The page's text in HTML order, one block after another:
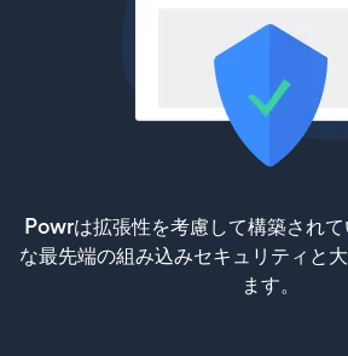
Powrは拡張性を考慮して構築され
な最先端の組み込みセキュリティと
ます。